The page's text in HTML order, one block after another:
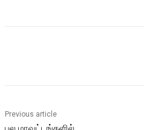
Previous article